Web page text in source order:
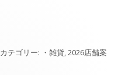
テゴリー: ・雑貨,2026店舗案